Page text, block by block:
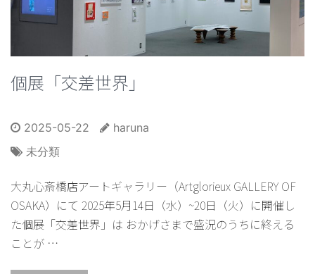
個展「交差世界」
2025-05-22
haruna
未分類
大丸心斎橋店アートギャラリー（Artglorieux GALLERY OF
OSAKA）にて 2025年5月14日（水）~20日（火）に開催し
た個展「交差世界」は おかげさまで盛況のうちに終える
ことが …